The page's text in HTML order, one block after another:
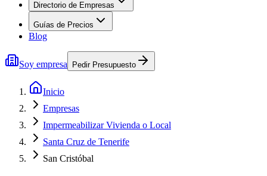
Directorio de Empresas
Guías de Precios
Blog
Soy empresa Pedir Presupuesto
Inicio
Empresas
Impermeabilizar Vivienda o Local
Santa Cruz de Tenerife
San Cristóbal